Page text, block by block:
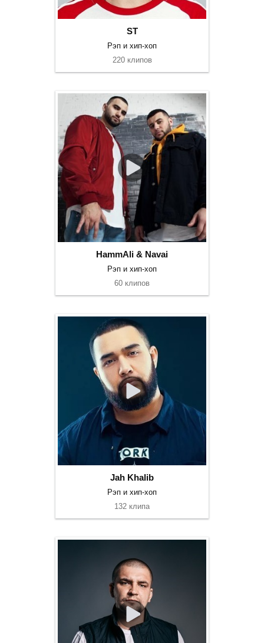
ST
Рэп и хип-хоп
220 клипов
HammAli & Navai
Рэп и хип-хоп
60 клипов
Jah Khalib
Рэп и хип-хоп
132 клипа